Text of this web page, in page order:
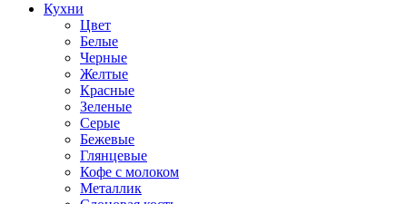
Кухни
Цвет
Белые
Черные
Желтые
Красные
Зеленые
Серые
Бежевые
Глянцевые
Кофе с молоком
Металлик